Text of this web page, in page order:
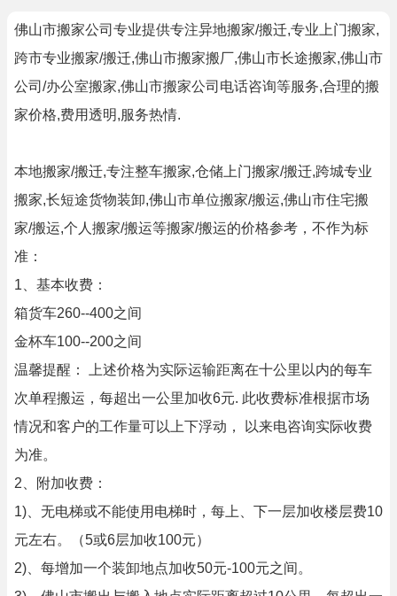
佛山市搬家公司专业提供专注异地搬家/搬迁,专业上门搬家,
跨市专业搬家/搬迁,佛山市搬家搬厂,佛山市长途搬家,佛山市
公司/办公室搬家,佛山市搬家公司电话咨询等服务,合理的搬
家价格,费用透明,服务热情.
本地搬家/搬迁,专注整车搬家,仓储上门搬家/搬迁,跨城专业
搬家,长短途货物装卸,佛山市单位搬家/搬运,佛山市住宅搬
家/搬运,个人搬家/搬运等搬家/搬运的价格参考，不作为标
准：
1、基本收费：
箱货车260--400之间
金杯车100--200之间
温馨提醒： 上述价格为实际运输距离在十公里以内的每车
次单程搬运，每超出一公里加收6元. 此收费标准根据市场
情况和客户的工作量可以上下浮动， 以来电咨询实际收费
为准。
2、附加收费：
1)、无电梯或不能使用电梯时，每上、下一层加收楼层费10
元左右。（5或6层加收100元）
2)、每增加一个装卸地点加收50元-100元之间。